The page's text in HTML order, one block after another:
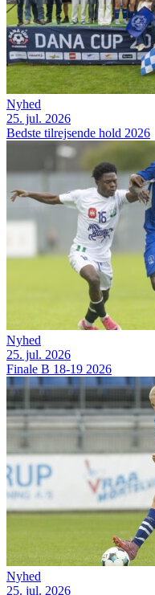
Nyhed
25. jul. 2026
Bedste tilrejsende hold 2026
Nyhed
25. jul. 2026
Finale B 18-19 2026
Nyhed
25. jul. 2026